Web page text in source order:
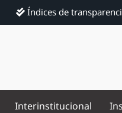
Índices de
Interinstitucional